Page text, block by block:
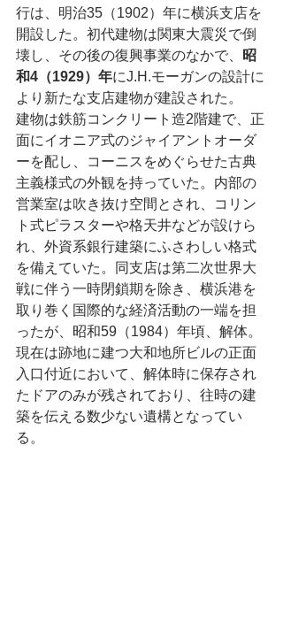
行は、明治35（1902）年に横浜支店を
開設した。初代建物は関東大震災で倒
壊し、その後の復興事業のなかで、
昭
和4（1929）年にJ.H.モーガンの設計に
より新たな支店建物が建設された。
建物は鉄筋コンクリート造2階建で、正
面にイオニア式のジャイアントオーダ
ーを配し、コーニスをめぐらせた古典
主義様式の外観を持っていた。内部の
営業室は吹き抜け空間とされ、コリン
ト式ピラスターや格天井などが設けら
れ、外資系銀行建築にふさわしい格式
を備えていた。同支店は第二次世界大
戦に伴う一時閉鎖期を除き、横浜港を
取り巻く国際的な経済活動の一端を担
ったが、昭和59（1984）年頃、解体。
現在は跡地に建つ大和地所ビルの正面
入口付近において、解体時に保存され
たドアのみが残されており、往時の建
築を伝える数少ない遺構となってい
る。